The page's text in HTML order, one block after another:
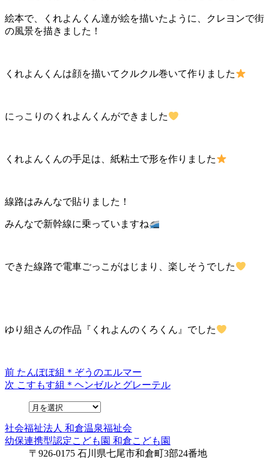
絵本で、くれよんくん達が絵を描いたように、クレヨンで街
の風景を描きました！
くれよんくんは顔を描いてクルクル巻いて作りました
にっこりのくれよんくんができました
くれよんくんの手足は、紙粘土で形を作りました
線路はみんなで貼りました！
みんなで新幹線に乗っていますね
できた線路で電車ごっこがはじまり、楽しそうでした
ゆり組さんの作品『くれよんのくろくん』でした
投
稿
ビ
前 前
の
たんぽぽ組＊ぞうのエルマー
次 次
稿:
こすもす組＊ヘンゼルとグレーテル
社会福祉法人 和倉温泉福祉会
幼保連携型認定こども園 和倉こども園
〒926-0175 石川県七尾市和倉町3部24番地